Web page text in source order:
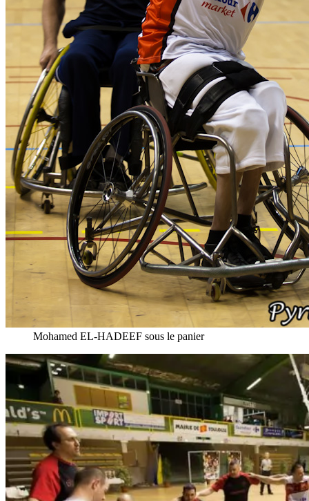
Mohamed EL-HADEEF sous le panier